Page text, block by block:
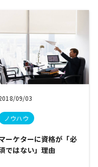
09/03
ノウハウ
ーケターに資格が「必
ではない」理由